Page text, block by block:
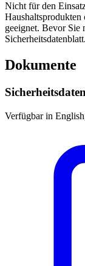
Nicht für den
Haushaltsprodukten
geeignet. Bevor Sie
Sicherheitsdatenblatt.
Dokumente
Verfügbar in